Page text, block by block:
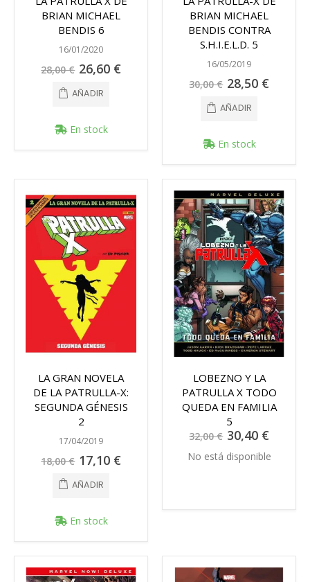
BRIAN MICHAEL
BENDIS 6
16/01/2020
28,00 € Precio
especial
26,60 €
AÑADIR
En stock
BRIAN MICHAEL
BENDIS CONTRA
S.H.I.E.L.D. 5
16/05/2019
30,00 € Precio
especial
28,50 €
AÑADIR
En stock
LA GRAN NOVELA
DE LA PATRULLA-X:
SEGUNDA GÉNESIS
2
17/04/2019
18,00 € Precio
especial
17,10 €
AÑADIR
En stock
LOBEZNO Y LA
PATRULLA X TODO
QUEDA EN FAMILIA
5
32,00 € Precio
especial
30,40 €
No está disponible